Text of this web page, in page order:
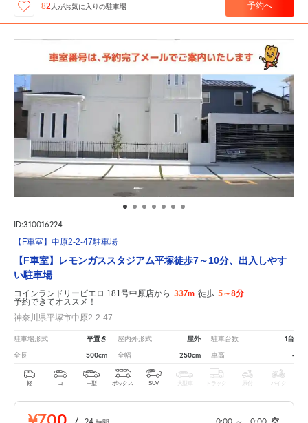
82 人がお気に入りの駐車場 予約へ
ID:310016224
【F車室】中原2-2-47駐車場
【F車室】レモンガススタジアム平塚徒歩7～10分、出入しやす
い駐車場
コインランドリーピエロ 181号中原店から 337m 徒歩 5～8分
予約できてオススメ！
神奈川県平塚市中原2-2-47
駐車場形式 平置き 屋内外形式 屋外 駐車台数 1台
全長 500cm 全幅 250cm 車高 -
軽 コ 中型 ボックス SUV 大型車 トラック 原付 バイク